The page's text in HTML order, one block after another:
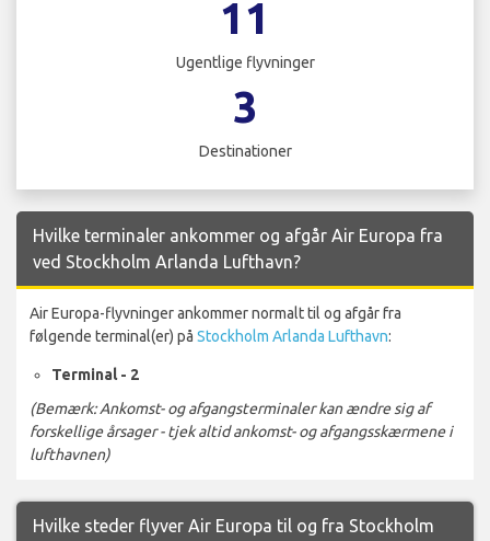
11
Ugentlige flyvninger
3
Destinationer
Hvilke terminaler ankommer og afgår Air Europa fra
ved Stockholm Arlanda Lufthavn?
Air Europa-flyvninger ankommer normalt til og afgår fra
følgende terminal(er) på Stockholm Arlanda Lufthavn:
Terminal - 2
(Bemærk: Ankomst- og afgangsterminaler kan ændre sig af
forskellige årsager - tjek altid ankomst- og afgangsskærmene i
lufthavnen)
Hvilke steder flyver Air Europa til og fra Stockholm